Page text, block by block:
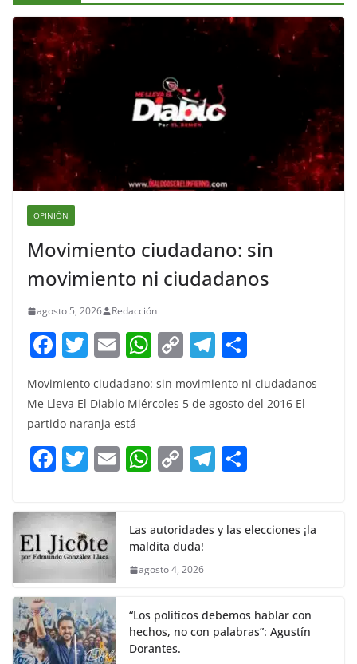
OPINIÓN
Movimiento ciudadano: sin
movimiento ni ciudadanos
agosto 5, 2026 Redacción
F
a
c
e
b
o
k
T
w
itt
er
E
m
ai
l
W
h
at
A
p
C
p
Li
n
T
e
gr
a
m
h
ar
Movimiento ciudadano: sin movimiento ni ciudadanos
Me Lleva El Diablo Miércoles 5 de agosto del 2016 El
partido naranja está
F
c
e
b
o
o
k
T
itt
er
E W
s
A
p
C
y
Li
k
T
gr e
Las autoridades y las elecciones ¡la
maldita duda!
agosto 4, 2026
“Los políticos debemos hablar con
hechos, no con palabras”: Agustín
Dorantes.